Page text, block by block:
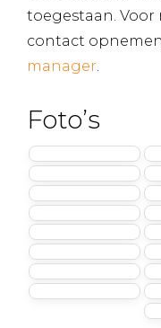
toegestaan.
contact
manager.
Foto’s